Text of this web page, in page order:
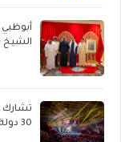
الشيخ
30 دولة في مؤتمر V-Convention 2026 العالمي بماليزيا